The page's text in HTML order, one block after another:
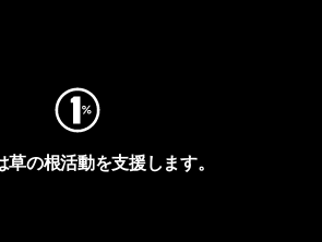
草の根活動を支援します。